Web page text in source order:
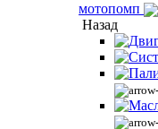
мотопомп
Назад